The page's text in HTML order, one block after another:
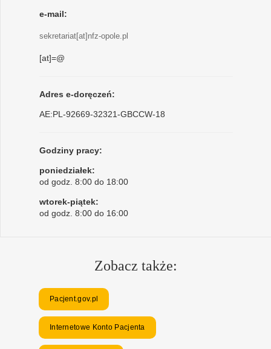
e-mail:
sekretariat[at]nfz-opole.pl
[at]=@
Adres e-doręczeń:
AE:PL-92669-32321-GBCCW-18
Godziny pracy:
poniedziałek:
od godz. 8:00 do 18:00
wtorek-piątek:
od godz. 8:00 do 16:00
Zobacz także:
Pacjent.gov.pl
Internetowe Konto Pacjenta